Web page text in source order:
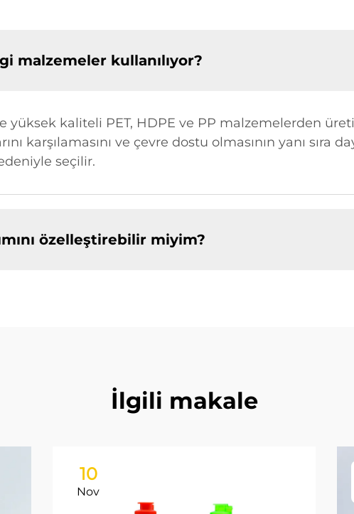
malzemeler kullanılıyor?
yüksek kaliteli PET, HDPE ve PP malzemelerden
karşılamasını ve çevre dostu olmasının yanı sıra
seçilir.
özelleştirebilir miyim?
İlgili makale
10
Nov